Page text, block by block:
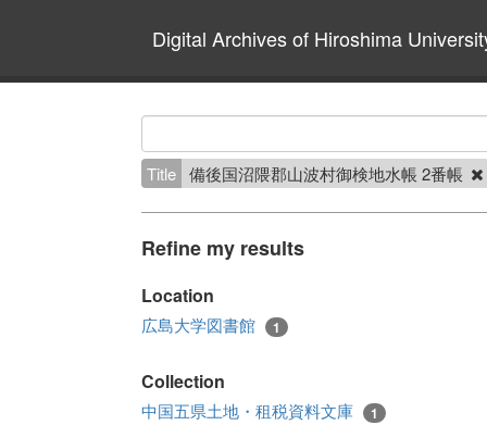
Digital Archives of Hiroshima
Title 備後国沼隈郡山波村御検地水帳 2番帳
Refine my results
Location
広島大学図書館 1
Collection
中国五県土地・租税資料文庫 1